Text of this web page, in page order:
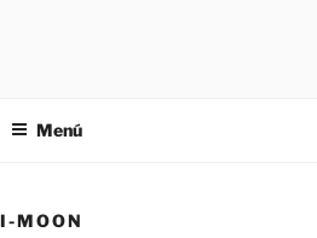
Menú
MOON